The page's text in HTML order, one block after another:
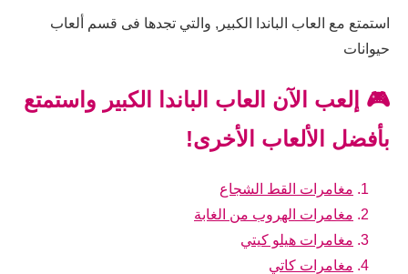
استمتع مع العاب الباندا الكبير, والتي تجدها فى قسم ألعاب
حيوانات
🎮 إلعب الآن العاب الباندا الكبير واستمتع
بأفضل الألعاب الأخرى!
مغامرات القط الشجاع
مغامرات الهروب من الغابة
مغامرات هيلو كيتي
مغامرات كاتي